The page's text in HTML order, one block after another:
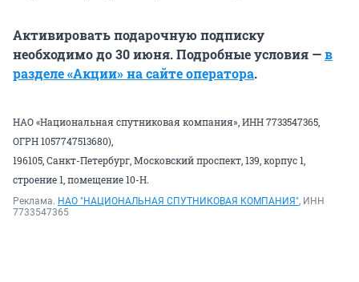
Активировать подарочную подписку
необходимо до 30 июня. Подробные условия —в
разделе «Акции» на сайте оператора.
НАО «Национальная спутниковая компания», ИНН 7733547365,
ОГРН 1057747513680),
196105, Санкт-Петербург, Московский проспект, 139, корпус 1,
строение 1, помещение 10-Н.
Реклама. НАО "НАЦИОНАЛЬНАЯ СПУТНИКОВАЯ КОМПАНИЯ", ИНН
7733547365